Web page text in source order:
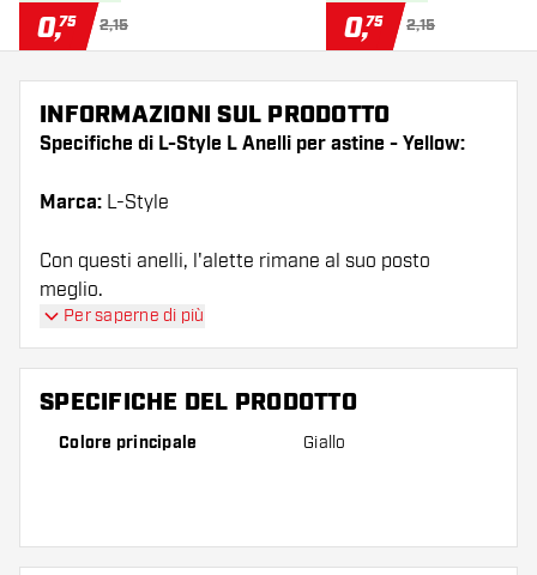
0,75 2,15 0,75 2,15
INFORMAZIONI SUL PRODOTTO
Specifiche di L-Style L Anelli per astine - Yellow:
Marca: L-Style
Con questi anelli, l'alette rimane al suo posto
meglio.
Per saperne di più
SPECIFICHE DEL PRODOTTO
Colore principale Giallo